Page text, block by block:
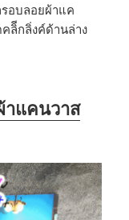
อบลอยผ้าแค
คลิีกลิ่งค์ด้านล่าง
าแคนวาส